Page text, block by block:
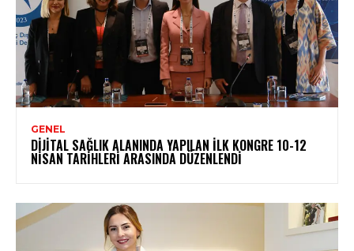
GENEL
DIJITAL SAĞLIK ALANINDA YAPILAN İLK KONGRE 10-12
NISAN TARIHLERI ARASINDA DÜZENLENDI